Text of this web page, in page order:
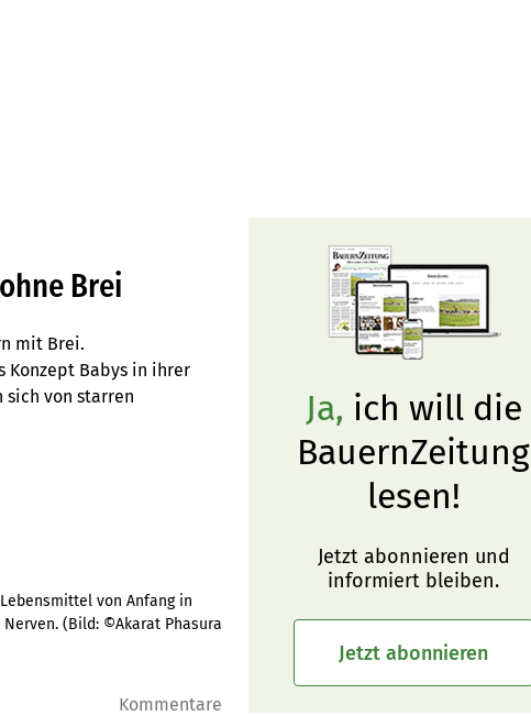
Brei
mit Brei.
Babys in ihrer
sich von starren
von Anfang in
Nerven. (Bild: ©Akarat Phasura
Kommentare
Ja, ich will die
BauernZeitung
lesen!
Jetzt abonnieren und
informiert bleiben.
Jetzt abonnieren